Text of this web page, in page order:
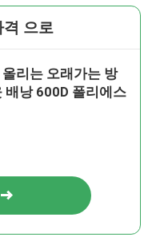
으로
리는 오래가는 방
배낭 600D 폴리에스